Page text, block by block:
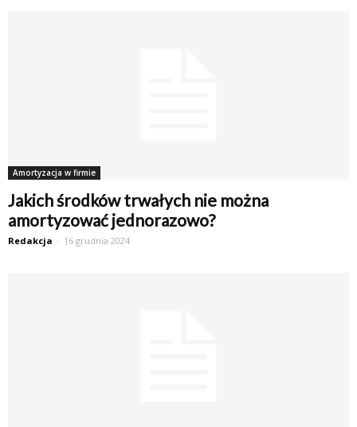
Amortyzacja w firmie
Jakich środków trwałych nie można
amortyzować jednorazowo?
Redakcja - 16 grudnia 2024